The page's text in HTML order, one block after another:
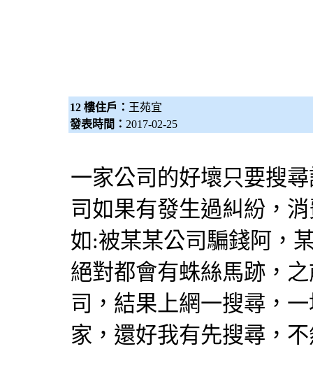
12 樓住戶： 王苑宜
發表時間： 2017-02-25
一家公司的好壞只要搜
司如果有發生過糾紛，
如:被某某公司騙錢阿，
絕對都會有蛛絲馬跡，
司，結果上網一搜尋，
家，還好我有先搜尋，